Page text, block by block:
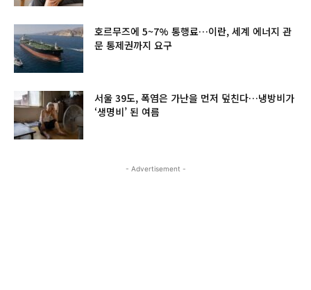
호르무즈에 5~7% 통행료…이란, 세계 에너지 관
문 통제권까지 요구
서울 39도, 폭염은 가난을 먼저 덮친다…냉방비가
‘생명비’ 된 여름
- Advertisement -